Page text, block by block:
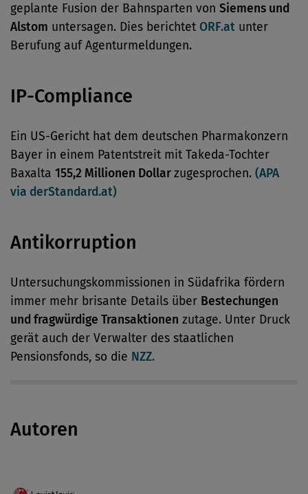
geplante Fusion der Bahnsparten von Siemens und
Alstom untersagen. Dies berichtet ORF.at unter
Berufung auf Agenturmeldungen.
IP-Compliance
Ein US-Gericht hat dem deutschen Pharmakonzern
Bayer in einem Patentstreit mit Takeda-Tochter
Baxalta 155,2 Millionen Dollarzugesprochen. (APA
via derStandard.at)
Antikorruption
Untersuchungskommissionen in Südafrika fördern
immer mehr brisante Details über Bestechungen
und fragwürdige Transaktionen zutage. Unter Druck
gerät auch der Verwalter des staatlichen
Pensionsfonds, so die NZZ.
Autoren